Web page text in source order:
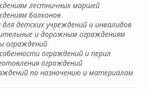
лестничных маршей
балконов
детских учреждений и инвалидов
и дорожным ограждениям
ограждений
ограждений и перил
ограждений
по назначению и материалам